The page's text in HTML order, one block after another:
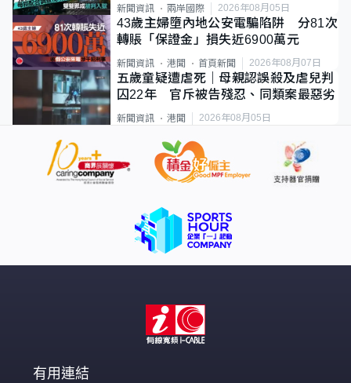
新聞資訊 兩岸國際 2026年08月05日
43歲主婦墮內地公安電騙陷阱 分81次
轉賬「保證金」損失近6900萬元
新聞資訊 港聞 首頁新聞 2026年08月07日
五歲童疑遭虐死｜母親認誤殺及虐兒判
囚22年 官斥被告殘忍、同類案最惡劣
新聞資訊 港聞 2026年08月05日
有用連結